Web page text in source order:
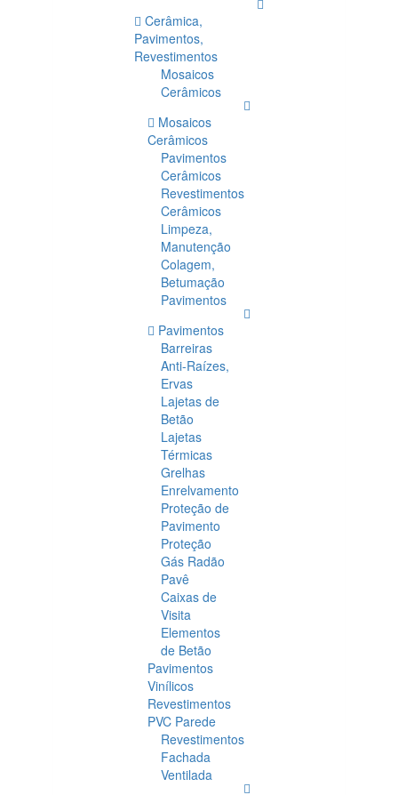
Cerâmica,
Pavimentos,
Revestimentos
Mosaicos
Cerâmicos
Mosaicos
Cerâmicos
Pavimentos
Cerâmicos
Revestimentos
Cerâmicos
Limpeza,
Manutenção
Colagem,
Betumação
Pavimentos
Pavimentos
Barreiras
Anti-Raízes,
Ervas
Lajetas de
Betão
Lajetas
Térmicas
Grelhas
Enrelvamento
Proteção de
Pavimento
Proteção
Gás Radão
Pavê
Caixas de
Visita
Elementos
de Betão
Pavimentos
Vinílicos
Revestimentos
PVC Parede
Revestimentos
Fachada
Ventilada